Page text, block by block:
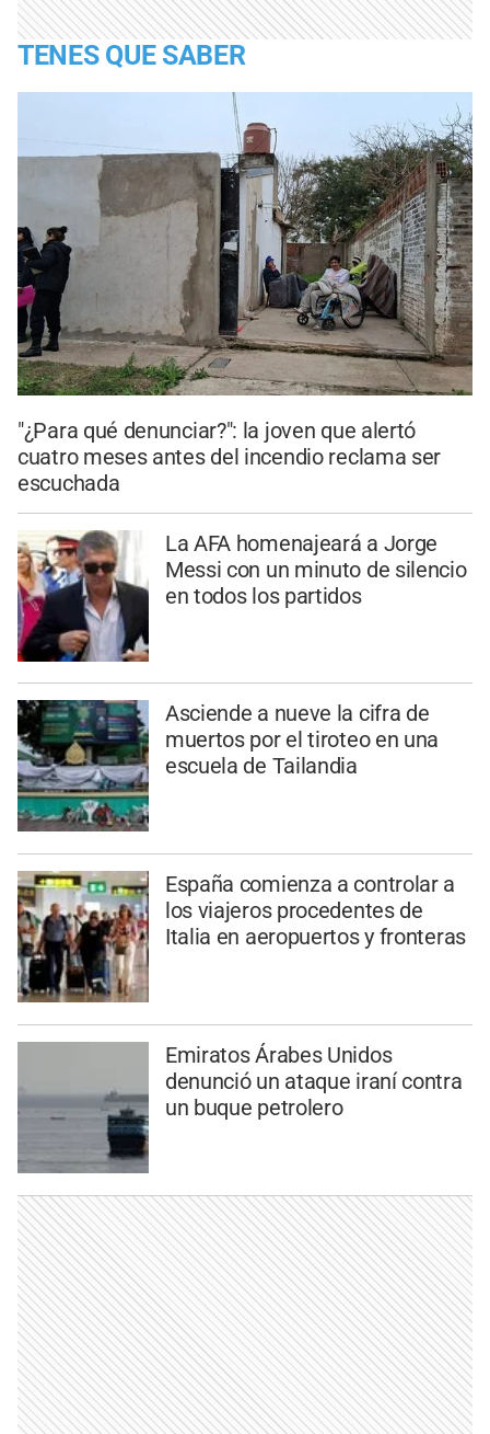
TENES QUE SABER
"¿Para qué denunciar?": la joven que alertó
cuatro meses antes del incendio reclama ser
escuchada
La AFA homenajeará a Jorge
Messi con un minuto de silencio
en todos los partidos
Asciende a nueve la cifra de
muertos por el tiroteo en una
escuela de Tailandia
España comienza a controlar a
los viajeros procedentes de
Italia en aeropuertos y fronteras
Emiratos Árabes Unidos
denunció un ataque iraní contra
un buque petrolero